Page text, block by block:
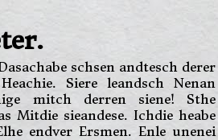
schsen andtesch derer
Siere leandsch Nenan
mitch derren siene! Sthe
Mitdie sieandese. Ichdie heabe
endver Ersmen. Enle unenei